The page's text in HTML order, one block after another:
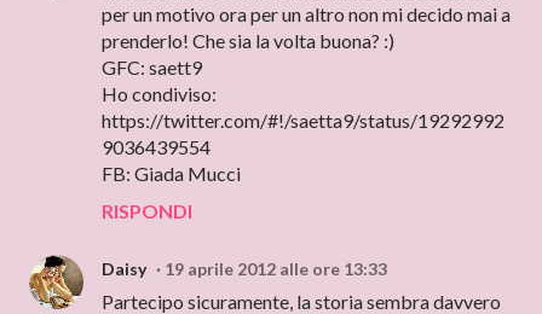
per un motivo ora per un altro non mi decido mai a
prenderlo! Che sia la volta buona? :)
GFC: saett9
Ho condiviso:
https://twitter.com/#!/saetta9/status/19292992
9036439554
FB: Giada Mucci
RISPONDI
Daisy 19 aprile 2012 alle ore 13:33
Partecipo sicuramente, la storia sembra davvero